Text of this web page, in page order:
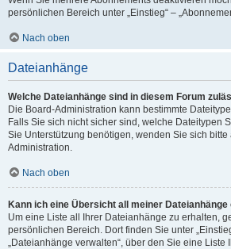
persönlichen Bereich unter „Einstieg“ –
Nach oben
Dateianhänge
Welche Dateianhänge sind in diesem Forum
Die Board-Administration kann bestimmte
Falls Sie sich nicht sicher sind, welche Dateitypen
Sie Unterstützung benötigen, wenden Sie sich bitte
Administration.
Nach oben
Kann ich eine Übersicht all meiner Dateianhänge
Um eine Liste all Ihrer Dateianhänge zu erhalten,
persönlichen Bereich. Dort finden Sie unter
„Dateianhänge verwalten“, über den Sie eine Liste